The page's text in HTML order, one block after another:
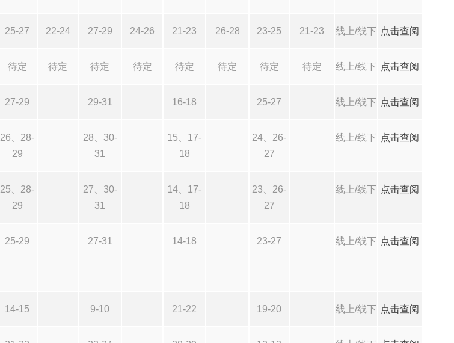
25-27 22-24 27-29 24-26 21-23 26-28 23-25 21-23 线上/线下 点击查阅
待定 待定 待定 待定 待定 待定 待定 待定 线上/线下 点击查阅
27-29 29-31 16-18 25-27 线上/线下 点击查阅
26、28-
29
28、30-
31
15、17-
18
24、26-
27
线上/线下 点击查阅
25、28-
29
27、30-
31
14、17-
18
23、26-
27
线上/线下 点击查阅
25-29 27-31 14-18 23-27 线上/线下 点击查阅
14-15 9-10 21-22 19-20 线上/线下 点击查阅